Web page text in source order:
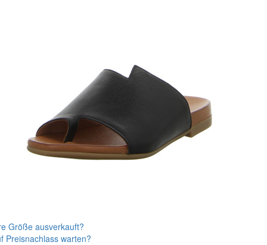
Größe ausverkauft?
Preisnachlass warten?